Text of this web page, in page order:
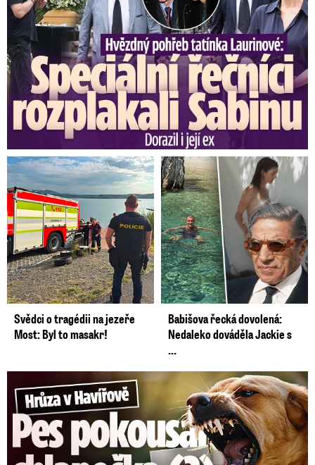
Svědci o tragédii na jezeře
Most: Byl to masakr!
Babišova řecká dovolená:
Nedaleko dováděla Jackie s
...
Hrůza v Havířově: Pes pokousal chlapečka (2) ve tváři!